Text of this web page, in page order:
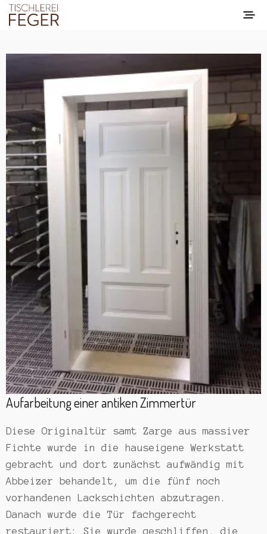
Aufarbeitung einer antiken Zimmertür
Diese Originaltür samt Zarge aus massiver
Fichte wurde in die hauseigene Werkstatt
gebracht und dort zunächst aufwändig mit
Abbeizer behandelt, um die fünf noch
vorhandenen Lackschichten abzutragen.
Danach wurde die Tür fachgerecht
restauriert: Sie wurde geschliffen, die